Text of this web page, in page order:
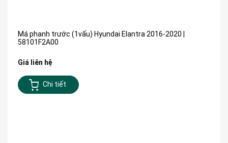
Má phanh trước (1vấu) Hyundai Elantra 2016-2020 |
58101F2A00
Giá liên hệ
Chi tiết